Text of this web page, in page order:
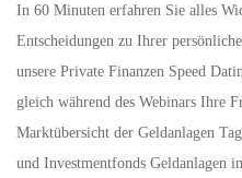
In 60 Minuten erfahren Sie alles
Entscheidungen zu Ihrer
unsere Private Finanzen Speed
gleich während des Webinars Ihre
Marktübersicht der Geldanlagen
und Investmentfonds Geldanlagen